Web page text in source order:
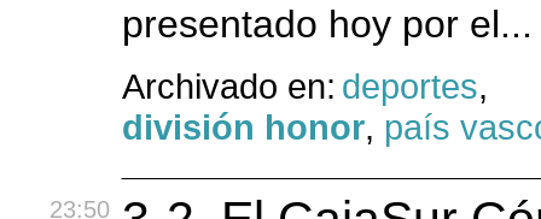
presentado hoy por
Archivado en: deportes,
división honor, país
23:50